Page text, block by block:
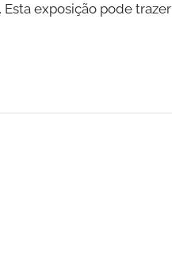
exposição pode trazer